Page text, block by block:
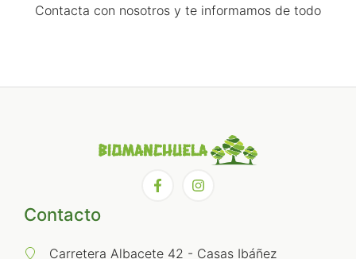
Contacta con nosotros y te informamos de todo
Contacto
Carretera Albacete 42 - Casas Ibáñez